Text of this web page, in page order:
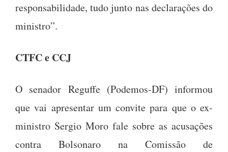
responsabilidade, tudo junto nas declarações do
ministro”.
CTFC e CCJ
O senador Reguffe (Podemos-DF) informou
que vai apresentar um convite para que o ex-
ministro Sergio Moro fale sobre as acusações
contra Bolsonaro na Comissão de